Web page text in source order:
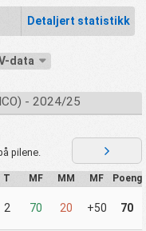
Detaljert statistikk
data
- 2024/25
pilene.
T MF MM MF Poeng
2 70 20 +50 70